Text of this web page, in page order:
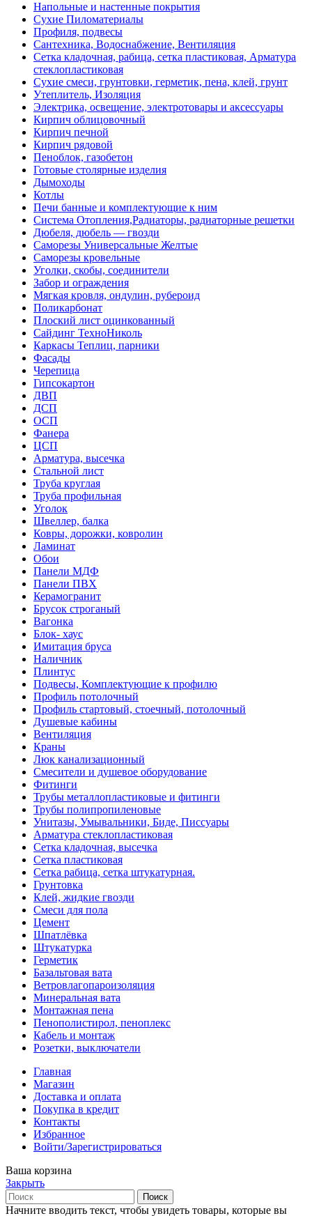
Напольные и настенные покрытия
Сухие Пиломатериалы
Профиля, подвесы
Сантехника, Водоснабжение, Вентиляция
Сетка кладочная, рабица, сетка пластиковая, Арматура
стеклопластиковая
Сухие смеси, грунтовки, герметик, пена, клей, грунт
Утеплитель, Изоляция
Электрика, освещение, электротовары и аксессуары
Кирпич облицовочный
Кирпич печной
Кирпич рядовой
Пеноблок, газобетон
Готовые столярные изделия
Дымоходы
Котлы
Печи банные и комплектующие к ним
Система Отопления,Радиаторы, радиаторные решетки
Дюбеля, дюбель — гвозди
Саморезы Универсальные Желтые
Саморезы кровельные
Уголки, скобы, соединители
Забор и ограждения
Мягкая кровля, ондулин, рубероид
Поликарбонат
Плоский лист оцинкованный
Сайдинг ТехноНиколь
Каркасы Теплиц, парники
Фасады
Черепица
Гипсокартон
ДВП
ДСП
ОСП
Фанера
ЦСП
Арматура, высечка
Стальной лист
Труба круглая
Труба профильная
Уголок
Швеллер, балка
Ковры, дорожки, ковролин
Ламинат
Обои
Панели МДФ
Панели ПВХ
Керамогранит
Брусок строганый
Вагонка
Блок- хаус
Имитация бруса
Наличник
Плинтус
Подвесы, Комплектующие к профилю
Профиль потолочный
Профиль стартовый, стоечный, потолочный
Душевые кабины
Вентиляция
Краны
Люк канализационный
Смесители и душевое оборудование
Фитинги
Трубы металлопластиковые и фитинги
Трубы полипропиленовые
Унитазы, Умывальники, Биде, Писсуары
Арматура стеклопластиковая
Сетка кладочная, высечка
Сетка пластиковая
Сетка рабица, сетка штукатурная.
Грунтовка
Клей, жидкие гвозди
Смеси для пола
Цемент
Шпатлёвка
Штукатурка
Герметик
Базальтовая вата
Ветровлагопароизоляция
Минеральная вата
Монтажная пена
Пенополистирол, пеноплекс
Кабель и монтаж
Розетки, выключатели
Главная
Магазин
Доставка и оплата
Покупка в кредит
Контакты
Избранное
Войти/Зарегистрироваться
Ваша корзина
Закрыть
Поиск
Начните вводить текст, чтобы увидеть товары, которые вы